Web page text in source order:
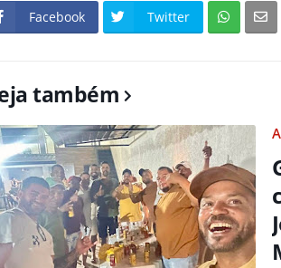
Facebook Twitter
também